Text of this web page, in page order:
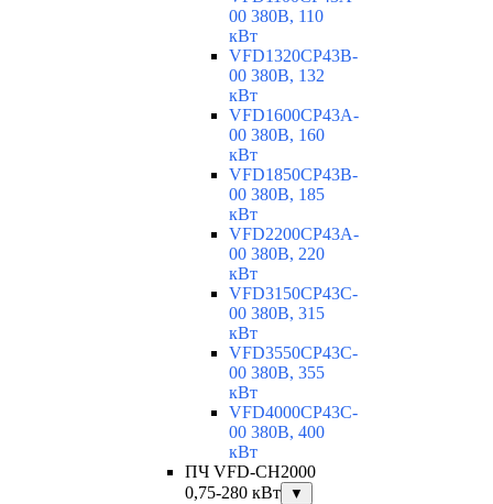
00 380В, 110
кВт
VFD1320CP43B-
00 380В, 132
кВт
VFD1600CP43A-
00 380В, 160
кВт
VFD1850CP43B-
00 380В, 185
кВт
VFD2200CP43A-
00 380В, 220
кВт
VFD3150CP43C-
00 380В, 315
кВт
VFD3550CP43C-
00 380В, 355
кВт
VFD4000CP43C-
00 380В, 400
кВт
ПЧ VFD-CH2000
0,75-280 кВт
▼